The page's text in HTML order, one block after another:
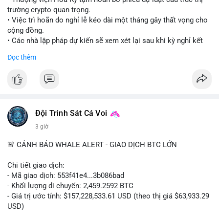
trường crypto quan trọng.
• Việc trì hoãn do nghỉ lễ kéo dài một tháng gây thất vọng cho
cộng đồng.
• Các nhà lập pháp dự kiến sẽ xem xét lại sau khi kỳ nghỉ kết
#vlikevn #titanbot
Đọc thêm
Đội Trinh Sát Cá Voi
3 giờ
🚨 CẢNH BÁO WHALE ALERT - GIAO DỊCH BTC LỚN
Chi tiết giao dịch:
- Mã giao dịch: 553f41e4...3b086bad
- Khối lượng di chuyển: 2,459.2592 BTC
- Giá trị ước tính: $157,228,533.61 USD (theo thị giá $63,933.29
USD)